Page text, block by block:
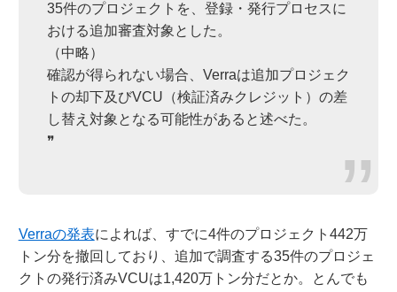
35件のプロジェクトを、登録・発行プロセスに
おける追加審査対象とした。
（中略）
確認が得られない場合、Verraは追加プロジェク
トの却下及びVCU（検証済みクレジット）の差
し替え対象となる可能性があると述べた。
❞
Verraの発表によれば、すでに4件のプロジェクト442万
トン分を撤回しており、追加で調査する35件のプロジェ
クトの発行済みVCUは1,420万トン分だとか。とんでも